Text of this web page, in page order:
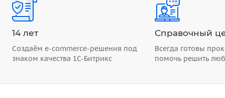
14 лет
Создаём e-commerce-решения под
знаком качества 1С-Битрикс
Справочный
Всегда готовы
помочь решить